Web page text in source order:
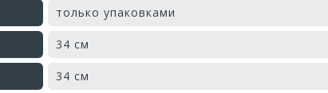
только упаковками
34 см
34 см